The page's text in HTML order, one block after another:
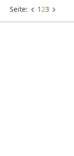
Seite: 123